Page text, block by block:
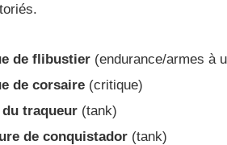
de flibustier (endurance/armes à
de corsaire (critique)
traqueur (tank)
de conquistador (tank)